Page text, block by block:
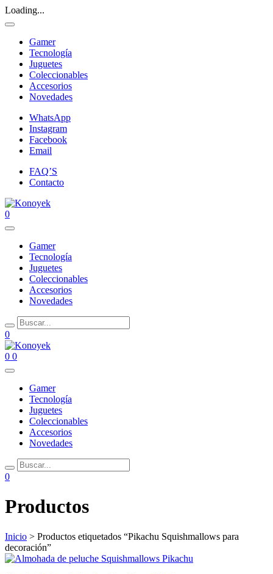
Loading...
Gamer
Tecnología
Juguetes
Coleccionables
Accesorios
Novedades
WhatsApp
Instagram
Facebook
Email
FAQ’S
Contacto
0
Gamer
Tecnología
Juguetes
Coleccionables
Accesorios
Novedades
0
0 0
Gamer
Tecnología
Juguetes
Coleccionables
Accesorios
Novedades
0
Productos
Inicio > Productos etiquetados “Pikachu Squishmallows para
decoración”